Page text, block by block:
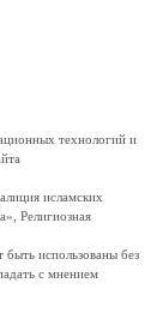
технологий и
исламских
Религиозная
использованы без
с мнением